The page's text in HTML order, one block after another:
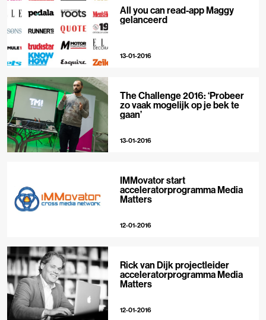
All you can read-app Maggy
gelanceerd
13-01-2016
The Challenge 2016: ‘Probeer
zo vaak mogelijk op je bek te
gaan’
13-01-2016
IMMovator start
acceleratorprogramma Media
Matters
12-01-2016
Rick van Dijk projectleider
acceleratorprogramma Media
Matters
12-01-2016